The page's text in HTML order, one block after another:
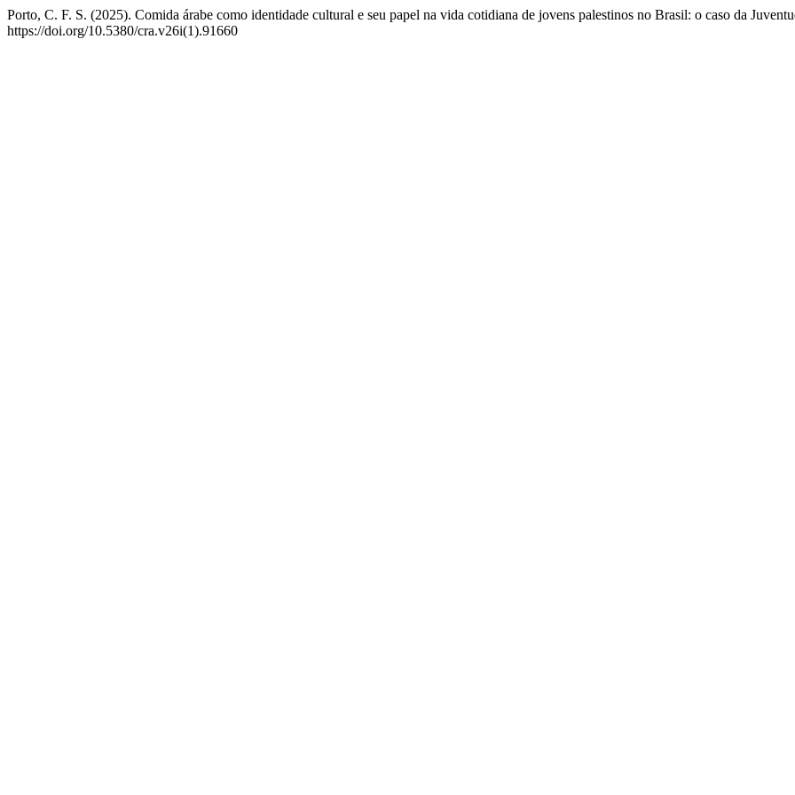
Porto, C. F. S. (2025). Comida árabe como identidade cultural e seu papel na vida cotidiana de jovens palestinos no Brasil: o caso da
https://doi.org/10.5380/cra.v26i(1).91660